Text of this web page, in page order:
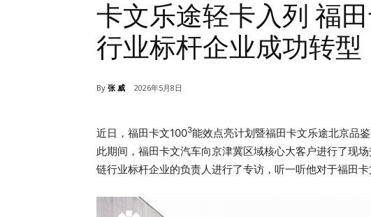
卡文乐途轻卡入列 福
行业标杆企业成功转型
By 张 威 2026年5月8日
近日，福田卡文1003能效点亮计划暨福田卡文乐途北京品
此期间，福田卡文汽车向京津冀区域核心大客户进行了现
链行业标杆企业的负责人进行了专访，听一听他对于福田